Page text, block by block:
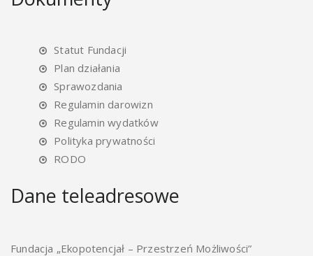
Statut Fundacji
Plan działania
Sprawozdania
Regulamin darowizn
Regulamin wydatków
Polityka prywatności
RODO
Dane teleadresowe
Fundacja „Ekopotencjał – Przestrzeń Możliwości”